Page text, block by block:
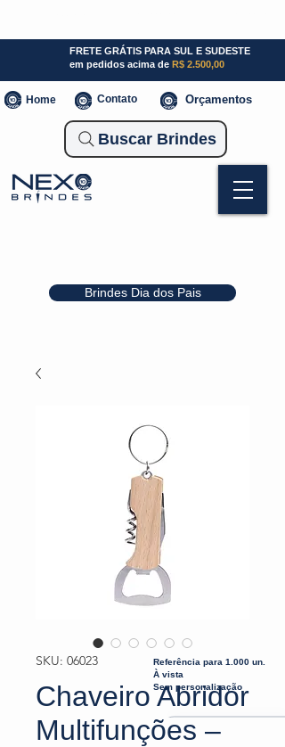
Brindes Dia dos Pais
FRETE GRÁTIS PARA SUL E SUDESTE
em pedidos acima de R$ 2.500,00
Home Contato Orçamentos
Buscar Brindes
SKU: 06023
Chaveiro Abridor
Multifunções –
Referência para 1.000 un.
À vista
Sem personalização